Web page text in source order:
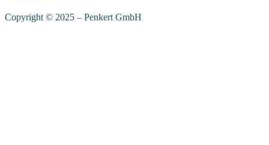
Copyright © 2025 – Penkert GmbH